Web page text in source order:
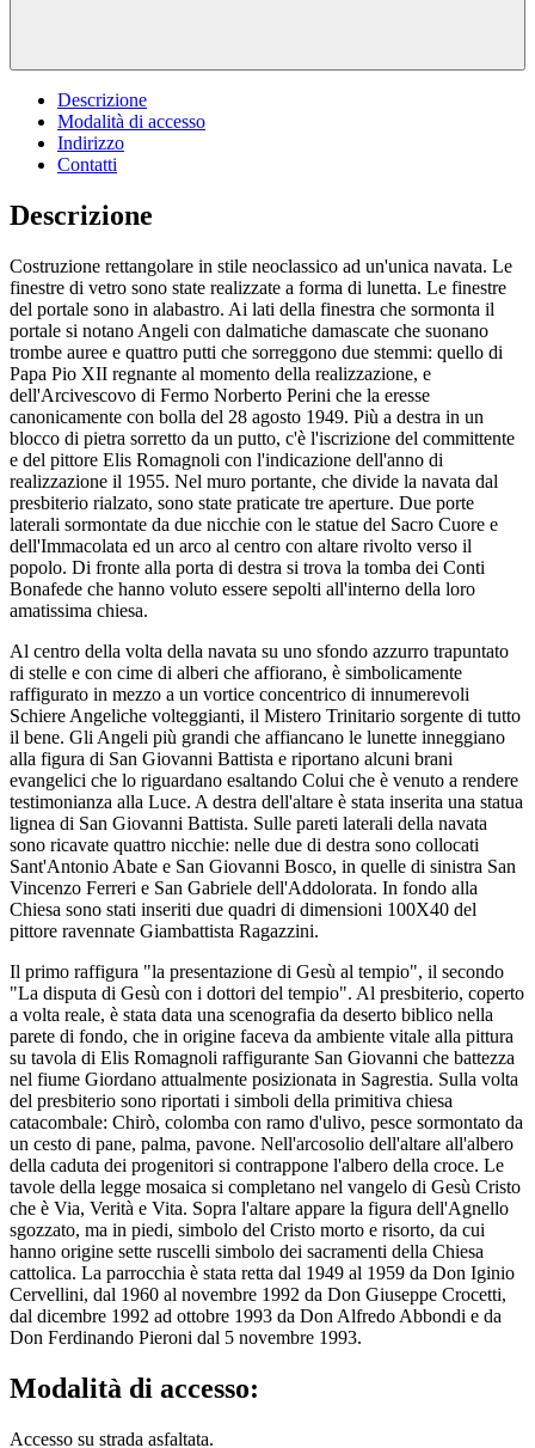
Descrizione
Modalità di accesso
Indirizzo
Contatti
Descrizione
Costruzione rettangolare in stile neoclassico ad un'unica navata. Le
finestre di vetro sono state realizzate a forma di lunetta. Le finestre
del portale sono in alabastro. Ai lati della finestra che sormonta il
portale si notano Angeli con dalmatiche damascate che suonano
trombe auree e quattro putti che sorreggono due stemmi: quello di
Papa Pio XII regnante al momento della realizzazione, e
dell'Arcivescovo di Fermo Norberto Perini che la eresse
canonicamente con bolla del 28 agosto 1949. Più a destra in un
blocco di pietra sorretto da un putto, c'è l'iscrizione del committente
e del pittore Elis Romagnoli con l'indicazione dell'anno di
realizzazione il 1955. Nel muro portante, che divide la navata dal
presbiterio rialzato, sono state praticate tre aperture. Due porte
laterali sormontate da due nicchie con le statue del Sacro Cuore e
dell'Immacolata ed un arco al centro con altare rivolto verso il
popolo. Di fronte alla porta di destra si trova la tomba dei Conti
Bonafede che hanno voluto essere sepolti all'interno della loro
amatissima chiesa.
Al centro della volta della navata su uno sfondo azzurro trapuntato
di stelle e con cime di alberi che affiorano, è simbolicamente
raffigurato in mezzo a un vortice concentrico di innumerevoli
Schiere Angeliche volteggianti, il Mistero Trinitario sorgente di tutto
il bene. Gli Angeli più grandi che affiancano le lunette inneggiano
alla figura di San Giovanni Battista e riportano alcuni brani
evangelici che lo riguardano esaltando Colui che è venuto a rendere
testimonianza alla Luce. A destra dell'altare è stata inserita una statua
lignea di San Giovanni Battista. Sulle pareti laterali della navata
sono ricavate quattro nicchie: nelle due di destra sono collocati
Sant'Antonio Abate e San Giovanni Bosco, in quelle di sinistra San
Vincenzo Ferreri e San Gabriele dell'Addolorata. In fondo alla
Chiesa sono stati inseriti due quadri di dimensioni 100X40 del
pittore ravennate Giambattista Ragazzini.
Il primo raffigura "la presentazione di Gesù al tempio", il secondo
"La disputa di Gesù con i dottori del tempio". Al presbiterio, coperto
a volta reale, è stata data una scenografia da deserto biblico nella
parete di fondo, che in origine faceva da ambiente vitale alla pittura
su tavola di Elis Romagnoli raffigurante San Giovanni che battezza
nel fiume Giordano attualmente posizionata in Sagrestia. Sulla volta
del presbiterio sono riportati i simboli della primitiva chiesa
catacombale: Chirò, colomba con ramo d'ulivo, pesce sormontato da
un cesto di pane, palma, pavone. Nell'arcosolio dell'altare all'albero
della caduta dei progenitori si contrappone l'albero della croce. Le
tavole della legge mosaica si completano nel vangelo di Gesù Cristo
che è Via, Verità e Vita. Sopra l'altare appare la figura dell'Agnello
sgozzato, ma in piedi, simbolo del Cristo morto e risorto, da cui
hanno origine sette ruscelli simbolo dei sacramenti della Chiesa
cattolica. La parrocchia è stata retta dal 1949 al 1959 da Don Iginio
Cervellini, dal 1960 al novembre 1992 da Don Giuseppe Crocetti,
dal dicembre 1992 ad ottobre 1993 da Don Alfredo Abbondi e da
Don Ferdinando Pieroni dal 5 novembre 1993.
Modalità di accesso:
Accesso su strada asfaltata.